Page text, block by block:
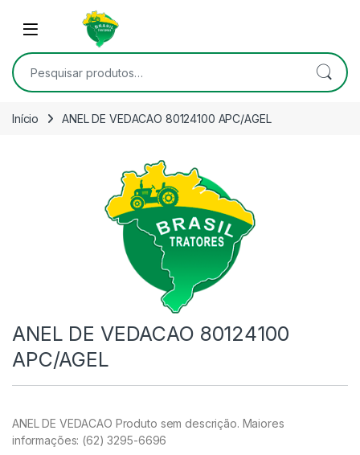
Skip to navigation
Open
Pesquisar por:
Início ANEL DE VEDACAO 80124100 APC/AGEL
ANEL DE VEDACAO 80124100
APC/AGEL
ANEL DE VEDACAO Produto sem descrição. Maiores
informações: (62) 3295-6696